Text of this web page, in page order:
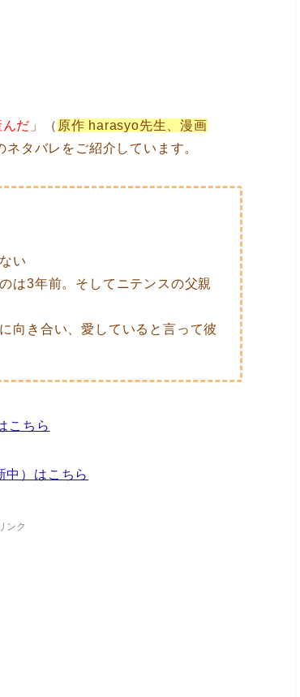
だ 」（ 原作 harasyo先生、漫画
ネタバレをご紹介しています。
い
は3年前。そしてニテンスの父親
向き合い、愛していると言って彼
こちら
中）はこちら
ンク